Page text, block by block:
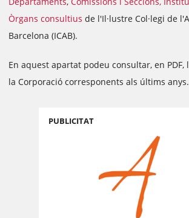
Òrgans consultius de l'Il·lustre Col·legi de
Barcelona (ICAB).
En aquest apartat podeu consultar, en PDF,
la Corporació corresponents als últims anys.
PUBLICITAT